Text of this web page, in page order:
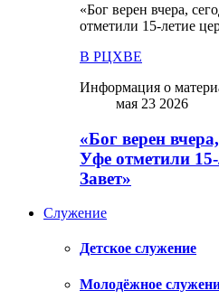
«Бог верен вчера,
отметили 15-летие
В РЦХВЕ
Информация о
мая 23 2026
«Бог верен
Уфе отметили
Завет»
Служение
Детское служение
Молодёжное